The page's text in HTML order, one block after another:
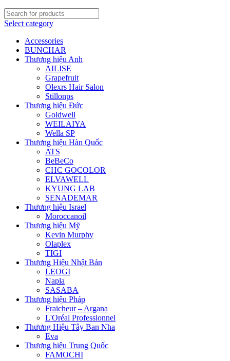
Select category
Accessories
BUNCHAR
Thương hiệu Anh
AILISE
Grapefruit
Olexrs Hair Salon
Stillonps
Thương hiệu Đức
Goldwell
WEILAIYA
Wella SP
Thương hiệu Hàn Quốc
ATS
BeBeCo
CHC GOCOLOR
ELVAWELL
KYUNG LAB
SENADEMAR
Thương hiệu Israel
Moroccanoil
Thương hiệu Mỹ
Kevin Murphy
Olaplex
TIGI
Thương Hiệu Nhật Bản
LEOGI
Napla
SASABA
Thương hiệu Pháp
Fraicheur – Argana
L'Oréal Professionnel
Thương Hiệu Tây Ban Nha
Eva
Thương hiệu Trung Quốc
FAMOCHI